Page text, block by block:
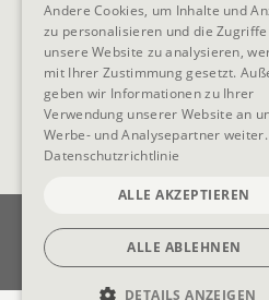
SOCIAL MEDIA
Impressum
Datenschutzeinstellungen
Cookie-Einstellungen
Andere Cookies, um Inhalte und
zu personalisieren und die
unsere Website zu analysieren,
mit Ihrer Zustimmung gesetzt.
geben wir Informationen zu Ihrer
Verwendung unserer Website an
Werbe- und Analysepartner weiter.
Datenschutzrichtlinie
ALLE AKZEPTIEREN
ALLE ABLEHNEN
DETAILS ANZEIGEN